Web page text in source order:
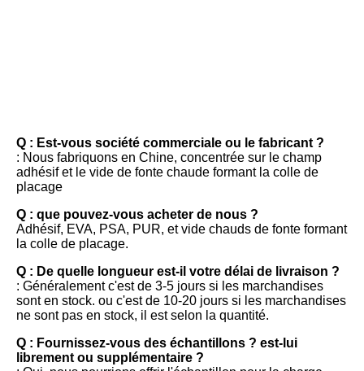
Q : Est-vous société commerciale ou le fabricant ?
: Nous fabriquons en Chine, concentrée sur le champ
adhésif et le vide de fonte chaude formant la colle de
placage
Q : que pouvez-vous acheter de nous ?
Adhésif, EVA, PSA, PUR, et vide chauds de fonte formant
la colle de placage.
Q : De quelle longueur est-il votre délai de livraison ?
: Généralement c'est de 3-5 jours si les marchandises
sont en stock. ou c'est de 10-20 jours si les marchandises
ne sont pas en stock, il est selon la quantité.
Q : Fournissez-vous des échantillons ? est-lui
librement ou supplémentaire ?